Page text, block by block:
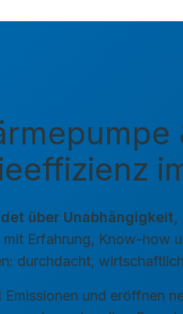
über
Erfahrung, Know-how
durchdacht,
und eröffnen